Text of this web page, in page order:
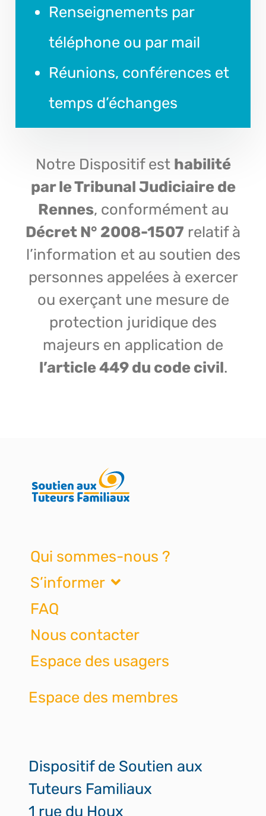
Renseignements par
téléphone ou par mail
Réunions, conférences et
temps d’échanges
Notre Dispositif est habilité
par le Tribunal Judiciaire de
Rennes, conformément au
Décret N° 2008-1507 relatif à
l’information et au soutien des
personnes appelées à exercer
ou exerçant une mesure de
protection juridique des
majeurs en application de
l’article 449 du code civil.
Qui sommes-nous ?
S’informer
FAQ
Nous contacter
Espace des usagers
Espace des membres
Dispositif de Soutien aux
Tuteurs Familiaux
1 rue du Houx